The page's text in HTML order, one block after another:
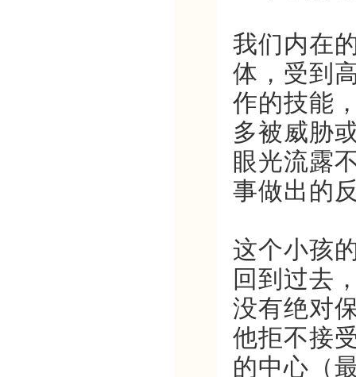
我们内在
体，受到
作的技能
多被威胁
眼光流露
事做出的
这个小孩
回到过去
没有绝对
他拒不接
的中心（